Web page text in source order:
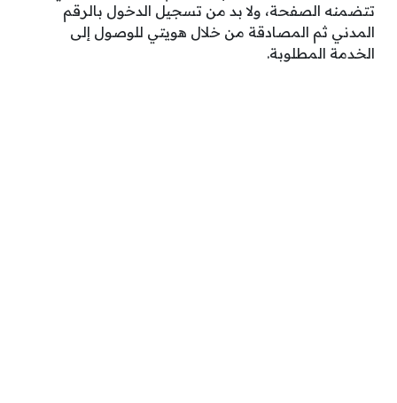
تتضمنه الصفحة، ولا بد من تسجيل الدخول بالرقم
المدني ثم المصادقة من خلال هويتي للوصول إلى
الخدمة المطلوبة.